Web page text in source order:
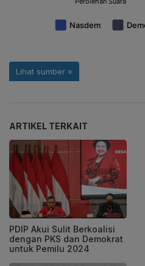
ARTIKEL TERKAIT
PDIP Akui Sulit Berkoalisi
dengan PKS dan Demokrat
untuk Pemilu 2024